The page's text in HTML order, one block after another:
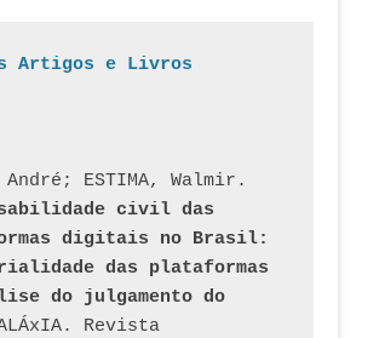
Artigos e Livros
civil das
digitais no Brasil:
das plataformas
do julgamento do
Revista